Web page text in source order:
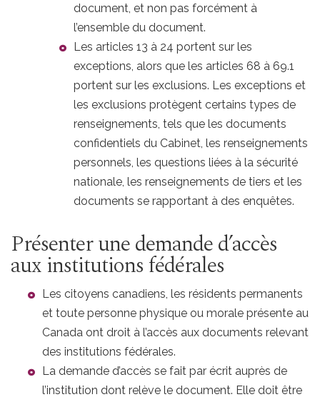
document, et non pas forcément à
l’ensemble du document.
Les articles 13 à 24 portent sur les
exceptions, alors que les articles 68 à 69.1
portent sur les exclusions. Les exceptions et
les exclusions protègent certains types de
renseignements, tels que les documents
confidentiels du Cabinet, les renseignements
personnels, les questions liées à la sécurité
nationale, les renseignements de tiers et les
documents se rapportant à des enquêtes.
Présenter une demande d’accès
aux institutions fédérales
Les citoyens canadiens, les résidents permanents
et toute personne physique ou morale présente au
Canada ont droit à l’accès aux documents relevant
des institutions fédérales.
La demande d’accès se fait par écrit auprès de
l’institution dont relève le document. Elle doit être